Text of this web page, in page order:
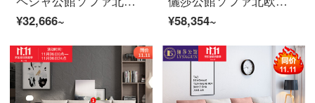
¥32,666~
¥58,354~